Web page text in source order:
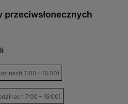
przeciwsłonecznych
7:00 – 15:00)
7:00 – 15:00)